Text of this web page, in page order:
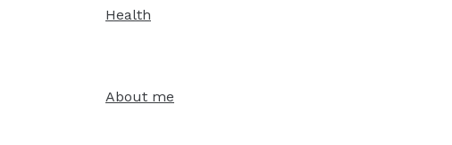
Health
About me